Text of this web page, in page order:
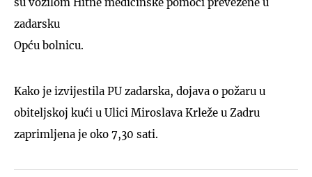
zadarsku
Opću bolnicu.
Kako je izvijestila PU zadarska, dojava o požaru u
obiteljskoj kući u Ulici Miroslava Krleže u Zadru
zaprimljena je oko 7,30 sati.